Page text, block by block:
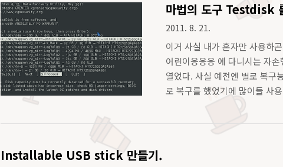
마법의 도구 Testdisk
2011. 8. 21.
이거 사실 내가 혼자만 사용하
어린이응응응 에 다니시는 자
열었다. 사실 예전엔 별로 복구
로 복구를 했었기에 많이들 사
Installable USB stick 만들기.